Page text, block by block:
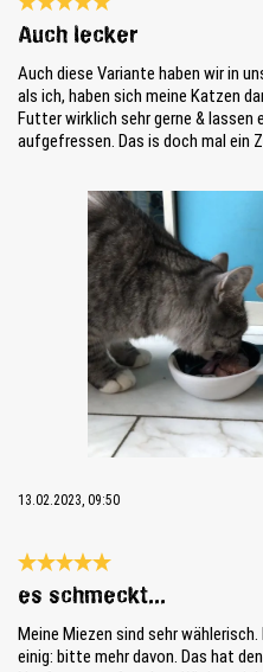
Reseña con calificación de 5 de 5
Auch lecker
Auch diese Variante haben wir in
als ich, haben sich meine Katzen
Futter wirklich sehr gerne & lassen
aufgefressen. Das is doch mal ein
Bildergalerie überspringen
13.02.2023, 09:50
Reseña con calificación de 5 de 5
es schmeckt...
Meine Miezen sind sehr
einig: bitte mehr davon. Das hat